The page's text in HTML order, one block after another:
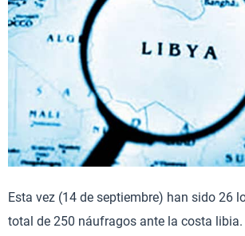
Esta vez (14 de septiembre) han sido 26
total de 250 náufragos ante la costa libia.